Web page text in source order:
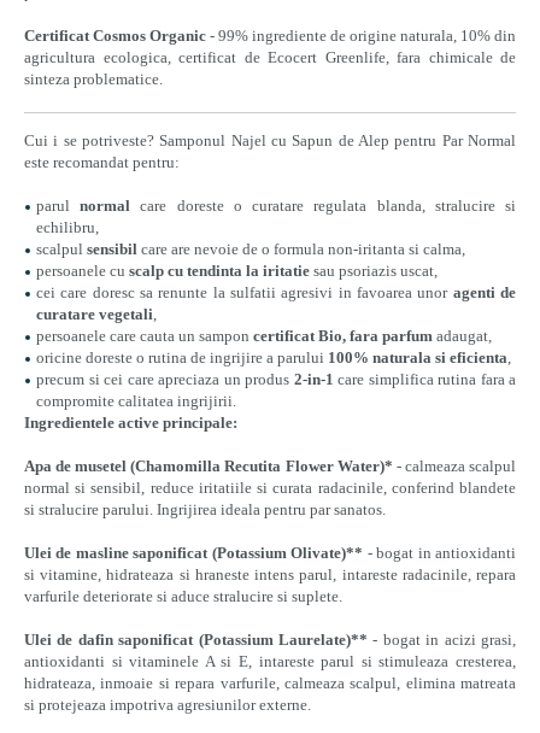
Certificat Cosmos Organic - 99% ingrediente de origine naturala, 10% din
agricultura ecologica, certificat de Ecocert Greenlife, fara chimicale de
sinteza problematice.
Cui i se potriveste? Samponul Najel cu Sapun de Alep pentru Par Normal
este recomandat pentru:
parulnormal care doreste o curatare regulata blanda, stralucire si
echilibru,
scalpul sensibil care are nevoie de o formula non-iritanta si calma,
persoanele cu scalp cu tendinta la iritatie sau psoriazis uscat,
cei care doresc sa renunte la sulfatii agresivi in favoarea unor agenti de
curatare vegetali,
persoanele care cauta un sampon certificat Bio, fara parfum adaugat,
oricine doreste o rutina de ingrijire a parului 100% naturala si eficienta,
precum si cei care apreciaza un produs 2-in-1 care simplifica rutina fara a
compromite calitatea ingrijirii.
Ingredientele active principale:
Apa de musetel (Chamomilla Recutita Flower Water)* - calmeaza scalpul
normal si sensibil, reduce iritatiile si curata radacinile, conferind blandete
si stralucire parului. Ingrijirea ideala pentru par sanatos.
Ulei de masline saponificat (Potassium Olivate)** - bogat in antioxidanti
si vitamine, hidrateaza si hraneste intens parul, intareste radacinile, repara
varfurile deteriorate si aduce stralucire si suplete.
Ulei de dafin saponificat (Potassium Laurelate)** - bogat in acizi grasi,
antioxidanti si vitaminele A si E, intareste parul si stimuleaza cresterea,
hidrateaza, inmoaie si repara varfurile, calmeaza scalpul, elimina matreata
si protejeaza impotriva agresiunilor externe.